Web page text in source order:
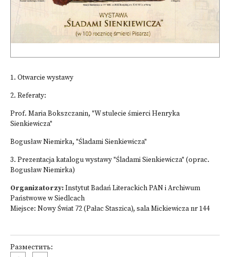
1. Otwarcie wystawy
2. Referaty:
Prof. Maria Bokszczanin, "W stulecie śmierci Henryka
Sienkiewicza"
Bogusław Niemirka, "Śladami Sienkiewicza"
3. Prezentacja katalogu wystawy "Śladami Sienkiewicza" (oprac.
Bogusław Niemirka)
Organizatorzy:Instytut Badań Literackich PAN i Archiwum
Państwowe w Siedlcach
Miejsce: Nowy Świat 72 (Pałac Staszica), sala Mickiewicza nr 144
Разместить: